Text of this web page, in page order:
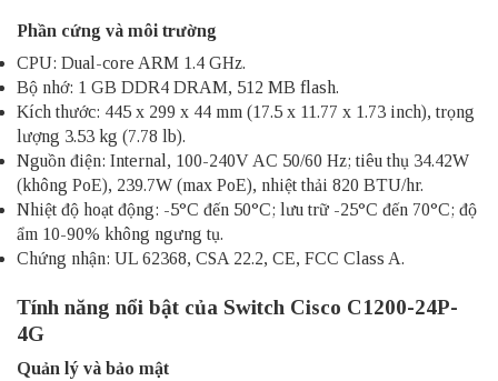
Phần cứng và môi trường
CPU: Dual-core ARM 1.4 GHz.
Bộ nhớ: 1 GB DDR4 DRAM, 512 MB flash.
Kích thước: 445 x 299 x 44 mm (17.5 x 11.77 x 1.73 inch), trọng
lượng 3.53 kg (7.78 lb).
Nguồn điện: Internal, 100-240V AC 50/60 Hz; tiêu thụ 34.42W
(không PoE), 239.7W (max PoE), nhiệt thải 820 BTU/hr.
Nhiệt độ hoạt động: -5°C đến 50°C; lưu trữ -25°C đến 70°C; độ
ẩm 10-90% không ngưng tụ.
Chứng nhận: UL 62368, CSA 22.2, CE, FCC Class A.​
Tính năng nổi bật của Switch Cisco C1200-24P-
4G
Quản lý và bảo mật